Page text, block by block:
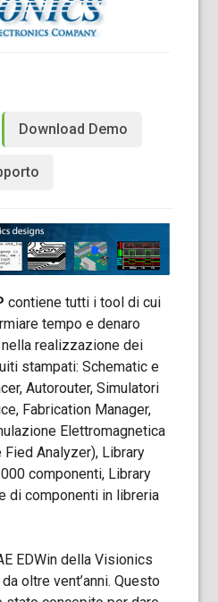
Download Demo
contiene tutti i tool di cui
tempo e denaro
realizzazione dei
stampati: Schematic e
Autorouter, Simulatori
Fabrication Manager,
Elettromagnetica
Analyzer), Library
componenti, Library
di componenti in libreria
EDWin della Visionics
oltre vent’anni. Questo